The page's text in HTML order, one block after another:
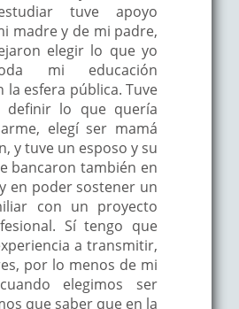
tuve apoyo
madre y de mi padre,
elegir lo que yo
mi educación
esfera pública. Tuve
definir lo que quería
elegí ser mamá
y tuve un esposo y su
bancaron también en
en poder sostener un
con un proyecto
Sí tengo que
a transmitir,
por lo menos de mi
elegimos ser
que saber que en la